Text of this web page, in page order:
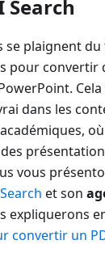
Search
se plaignent
pour convertir
Cela
dans les
vous
et son
expliquerons
convertir un